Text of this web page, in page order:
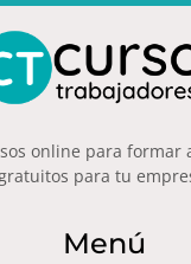
online para formar
para tu
Menú